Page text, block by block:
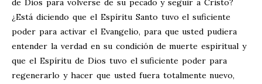
de Dios para volverse de su pecado y seguir a Cristo?
¿Está diciendo que el Espíritu Santo tuvo el suficiente
poder para activar el Evangelio, para que usted pudiera
entender la verdad en su condición de muerte espiritual y
que el Espíritu de Dios tuvo el suficiente poder para
regenerarlo y hacer que usted fuera totalmente nuevo,